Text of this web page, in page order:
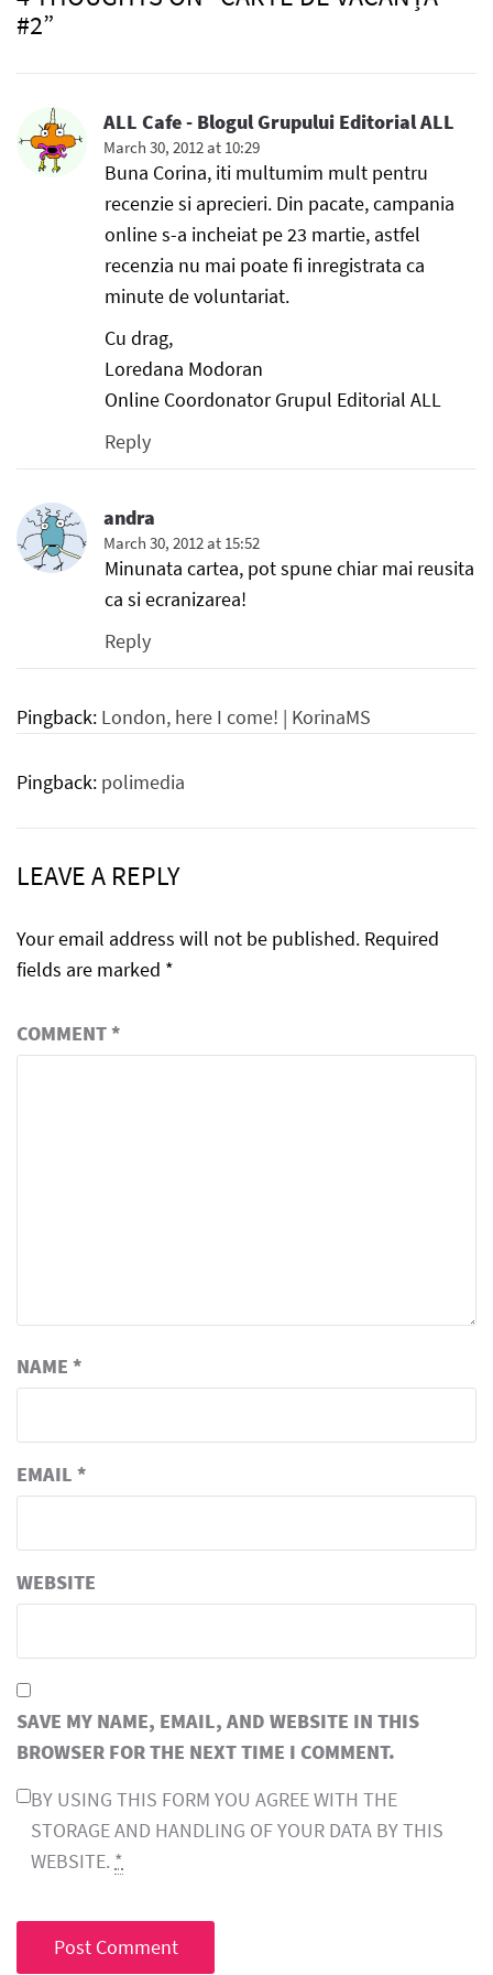
#2”
ALL Cafe - Blogul Grupului Editorial ALL
March 30, 2012 at 10:29
Buna Corina, iti multumim mult pentru
recenzie si aprecieri. Din pacate, campania
online s-a incheiat pe 23 martie, astfel
recenzia nu mai poate fi inregistrata ca
minute de voluntariat.
Cu drag,
Loredana Modoran
Online Coordonator Grupul Editorial ALL
Reply
andra
March 30, 2012 at 15:52
Minunata cartea, pot spune chiar mai reusita
ca si ecranizarea!
Reply
Pingback: London, here I come! | KorinaMS
Pingback: polimedia
LEAVE A REPLY
Your email address will not be published. Required
fields are marked *
COMMENT*
NAME *
EMAIL *
WEBSITE
SAVE MY NAME, EMAIL, AND WEBSITE IN THIS
BROWSER FOR THE NEXT TIME I COMMENT.
BY USING THIS FORM YOU AGREE WITH THE
STORAGE AND HANDLING OF YOUR DATA BY THIS
WEBSITE. *